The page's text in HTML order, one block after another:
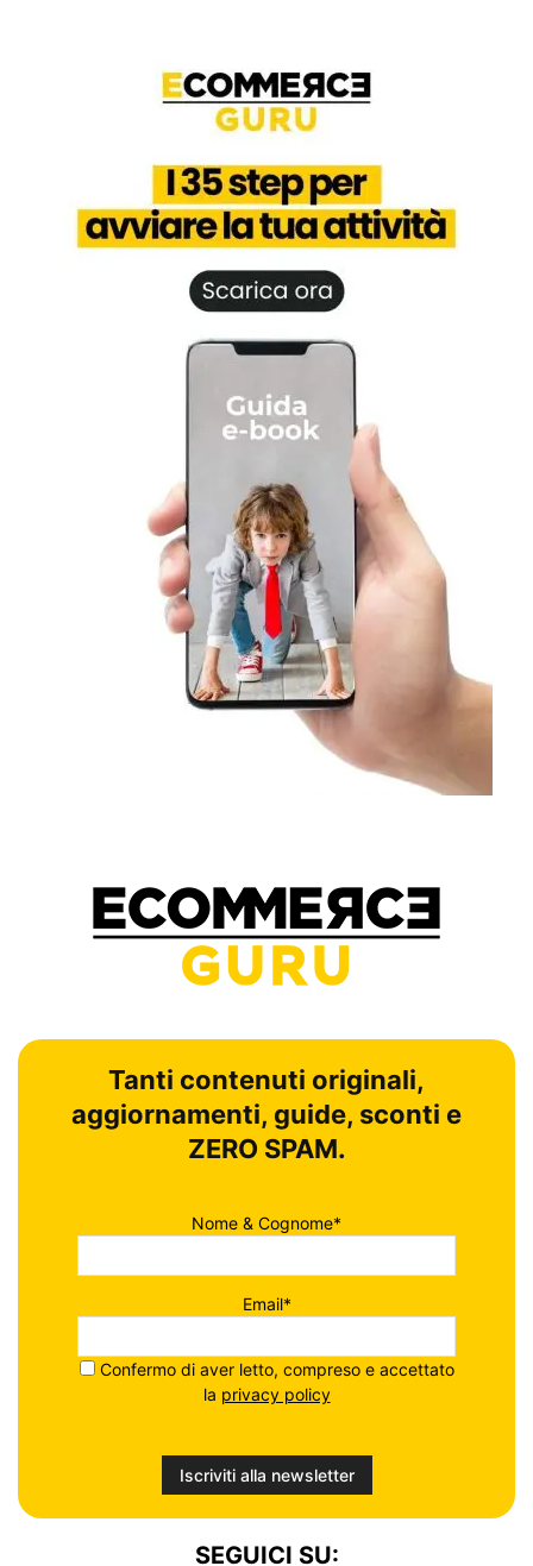
Tanti contenuti originali,
aggiornamenti, guide, sconti e
ZERO SPAM.
Nome & Cognome*
Email*
Confermo di aver letto, compreso e accettato
la privacy policy
SEGUICI SU: